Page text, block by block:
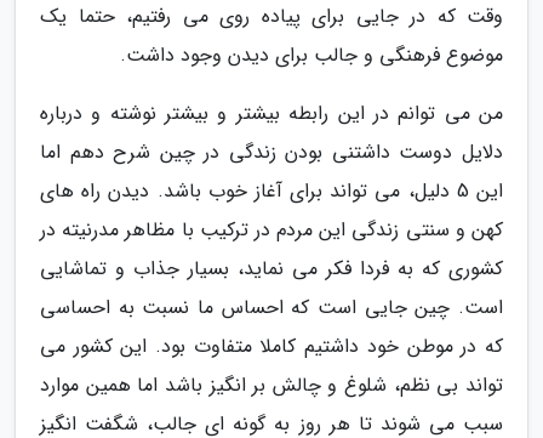
وقت که در جایی برای پیاده روی می رفتیم، حتما یک
موضوع فرهنگی و جالب برای دیدن وجود داشت.
من می توانم در این رابطه بیشتر و بیشتر نوشته و درباره
دلایل دوست داشتنی بودن زندگی در چین شرح دهم اما
این 5 دلیل، می تواند برای آغاز خوب باشد. دیدن راه های
کهن و سنتی زندگی این مردم در ترکیب با مظاهر مدرنیته در
کشوری که به فردا فکر می نماید، بسیار جذاب و تماشایی
است. چین جایی است که احساس ما نسبت به احساسی
که در موطن خود داشتیم کاملا متفاوت بود. این کشور می
تواند بی نظم، شلوغ و چالش بر انگیز باشد اما همین موارد
سبب می شوند تا هر روز به گونه ای جالب، شگفت انگیز